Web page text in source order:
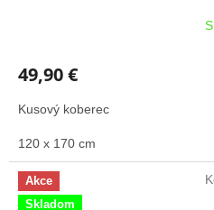
49,90 €
Kusový koberec
120 x 170 cm
Akce
Skladom